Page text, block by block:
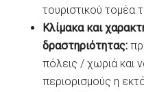
τουριστικού τομέα
Κλίμακα και
δραστηριότητας:
πόλεις / χωριά και
περιορισμούς η